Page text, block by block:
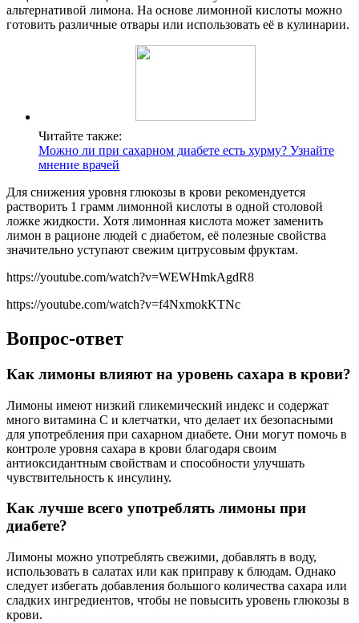
альтернативой лимона. На основе лимонной кислоты можно
готовить различные отвары или использовать её в кулинарии.
Читайте также:
Можно ли при сахарном диабете есть хурму? Узнайте
мнение врачей
Для снижения уровня глюкозы в крови рекомендуется
растворить 1 грамм лимонной кислоты в одной столовой
ложке жидкости. Хотя лимонная кислота может заменить
лимон в рационе людей с диабетом, её полезные свойства
значительно уступают свежим цитрусовым фруктам.
https://youtube.com/watch?v=WEWHmkAgdR8
https://youtube.com/watch?v=f4NxmokKTNc
Вопрос-ответ
Как лимоны влияют на уровень сахара в крови?
Лимоны имеют низкий гликемический индекс и содержат
много витамина C и клетчатки, что делает их безопасными
для употребления при сахарном диабете. Они могут помочь в
контроле уровня сахара в крови благодаря своим
антиоксидантным свойствам и способности улучшать
чувствительность к инсулину.
Как лучше всего употреблять лимоны при
диабете?
Лимоны можно употреблять свежими, добавлять в воду,
использовать в салатах или как приправу к блюдам. Однако
следует избегать добавления большого количества сахара или
сладких ингредиентов, чтобы не повысить уровень глюкозы в
крови.